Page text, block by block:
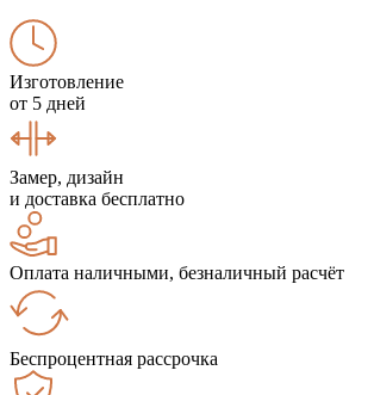
Изготовление
от 5 дней
Замер, дизайн
и доставка бесплатно
Оплата наличными, безналичный расчёт
Беспроцентная рассрочка